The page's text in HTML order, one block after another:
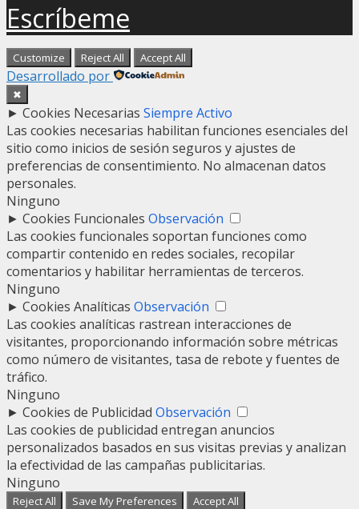
Escríbeme
Customize Reject All Accept All
Desarrollado por
✖
► Cookies Necesarias Siempre Activo
Las cookies necesarias habilitan funciones esenciales del
sitio como inicios de sesión seguros y ajustes de
preferencias de consentimiento. No almacenan datos
personales.
Ninguno
► Cookies Funcionales Observación
Las cookies funcionales soportan funciones como
compartir contenido en redes sociales, recopilar
comentarios y habilitar herramientas de terceros.
Ninguno
► Cookies Analíticas Observación
Las cookies analíticas rastrean interacciones de
visitantes, proporcionando información sobre métricas
como número de visitantes, tasa de rebote y fuentes de
tráfico.
Ninguno
► Cookies de Publicidad Observación
Las cookies de publicidad entregan anuncios
personalizados basados en sus visitas previas y analizan
la efectividad de las campañas publicitarias.
Ninguno
Reject All Save My Preferences Accept All